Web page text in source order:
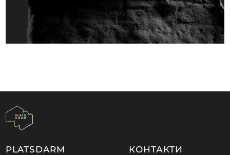
PLATSDARM КОНТАКТИ